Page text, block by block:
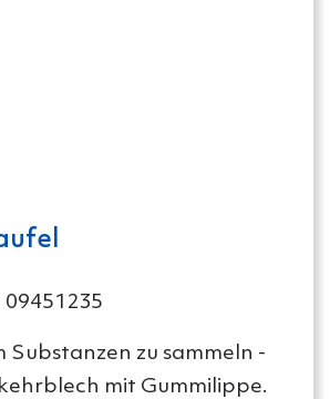
Substanzen zu sammeln -
mit Gummilippe.